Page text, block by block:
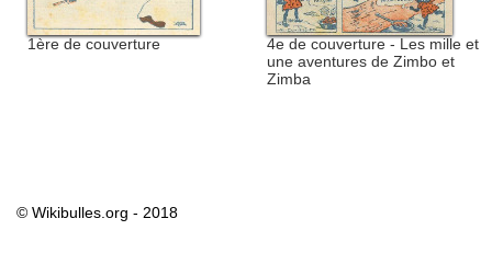
1ère de couverture
4e de couverture - Les mille et
une aventures de Zimbo et
Zimba
© Wikibulles.org - 2018